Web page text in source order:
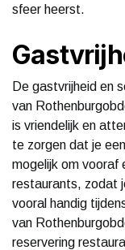
sfeer heerst.
De gastvrijheid en
van
is vriendelijk en
te zorgen dat je
mogelijk om vooraf
restaurants, zodat
vooral handig
van
reservering